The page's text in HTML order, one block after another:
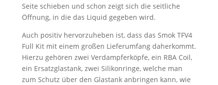
Seite schieben und schon zeigt sich die seitliche
Öffnung, in die das Liquid gegeben wird.
Auch positiv hervorzuheben ist, dass das Smok TFV4
Full Kit mit einem großen Lieferumfang daherkommt.
Hierzu gehören zwei Verdampferköpfe, ein RBA Coil,
ein Ersatzglastank, zwei Silikonringe, welche man
zum Schutz über den Glastank anbringen kann, wie